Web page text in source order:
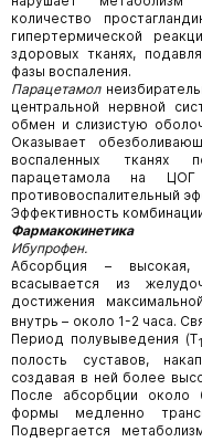
количество
гипертермической
здоровых тканях,
фазы воспаления.
Парацетамол
центральной нервной
обмен и слизистую
Оказывает
воспаленных тканях
парацетамола на
противовоспалительный
Эффективность
Фармакокинетика
Ибупрофен.
Абсорбция – высокая,
всасывается из
достижения
внутрь – около 1-2 часа.
Период полувыведения (T
полость суставов,
создавая в ней более
После абсорбции около
формы медленно
Подвергается